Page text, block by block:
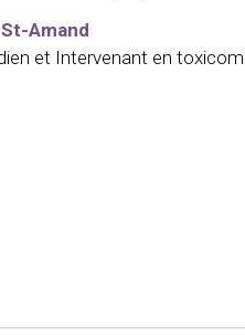
Amand
et Intervenant en